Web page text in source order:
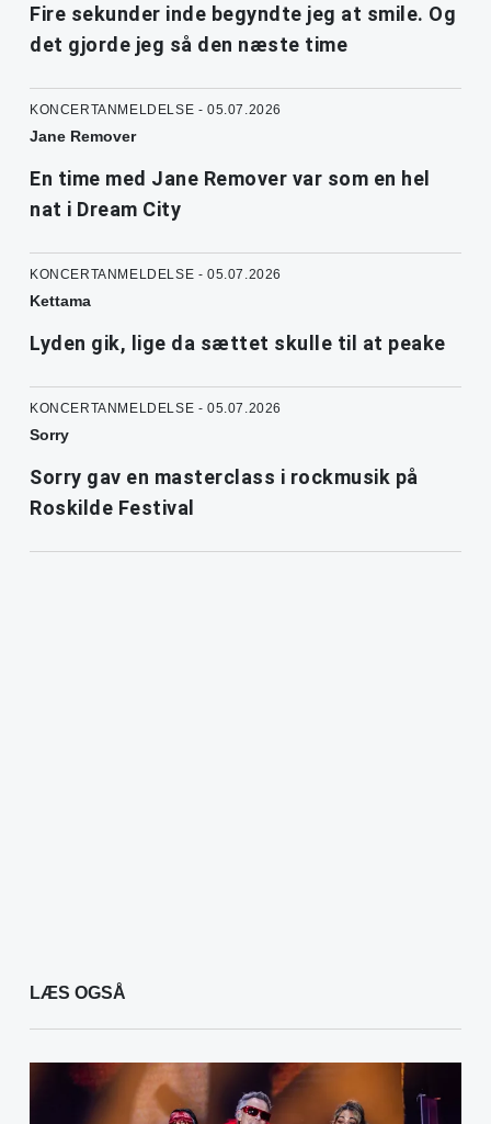
Fire sekunder inde begyndte jeg at smile. Og
det gjorde jeg så den næste time
KONCERTANMELDELSE - 05.07.2026
Jane Remover
En time med Jane Remover var som en hel
nat i Dream City
KONCERTANMELDELSE - 05.07.2026
Kettama
Lyden gik, lige da sættet skulle til at peake
KONCERTANMELDELSE - 05.07.2026
Sorry
Sorry gav en masterclass i rockmusik på
Roskilde Festival
LÆS OGSÅ